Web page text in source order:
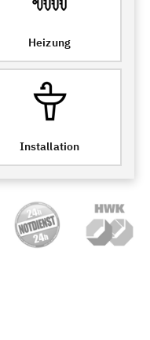
Heizung
Installation